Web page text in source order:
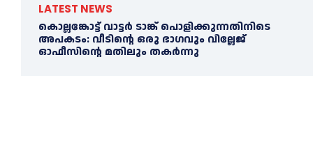
LATEST NEWS
കൊല്ലങ്കോട്ട് വാട്ടര്‍ ടാങ്ക് പൊളിക്കുന്നതിനിടെ
അപകടം: വീടിന്റെ ഒരു ഭാഗവും വില്ലേജ്
ഓഫീസിന്റെ മതിലും തകര്‍ന്നു